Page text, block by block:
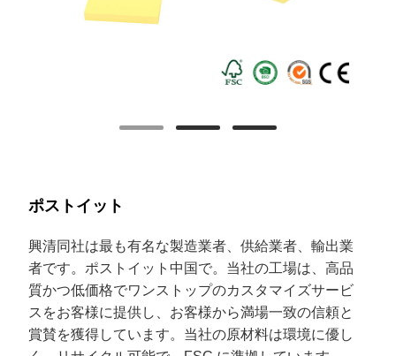
ポストイット
興清同社は最も有名な製造業者、供給業者、輸出業
者です。 ポストイット 中国で。当社の工場は、高品
質かつ低価格でワンストップのカスタマイズサービ
スをお客様に提供し、お客様から満場一致の信頼と
賞賛を獲得しています。当社の原材料は環境に優し